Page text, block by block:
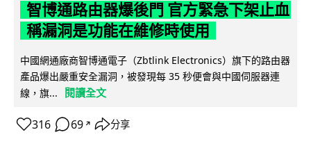
智博通路由器爆後門 官方緊急下架止血
稱漏洞是功能在維修時使用
中國網通廠商智博通電子（Zbtlink Electronics）旗下的路由器
產品爆出嚴重安全漏洞，被發現每 35 秒便會與中國伺服器連
線，旗...
閱讀全文
316 69 ↗ 分享